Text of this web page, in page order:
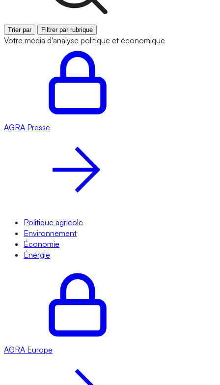
Trier par Filtrer par rubrique
Votre média d'analyse politique et économique
AGRA Presse
Politique agricole
Environnement
Économie
Énergie
AGRA Europe